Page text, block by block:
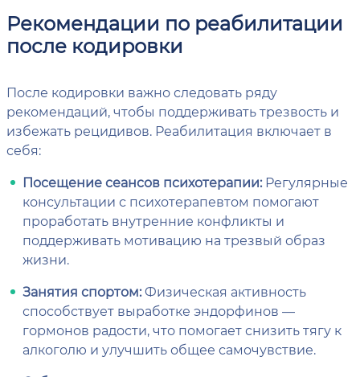
Рекомендации по реабилитации
после кодировки
После кодировки важно следовать ряду
рекомендаций, чтобы поддерживать трезвость и
избежать рецидивов. Реабилитация включает в
себя:
Посещение сеансов психотерапии:Регулярные
консультации с психотерапевтом помогают
проработать внутренние конфликты и
поддерживать мотивацию на трезвый образ
жизни.
Занятия спортом:Физическая активность
способствует выработке эндорфинов —
гормонов радости, что помогает снизить тягу к
алкоголю и улучшить общее самочувствие.